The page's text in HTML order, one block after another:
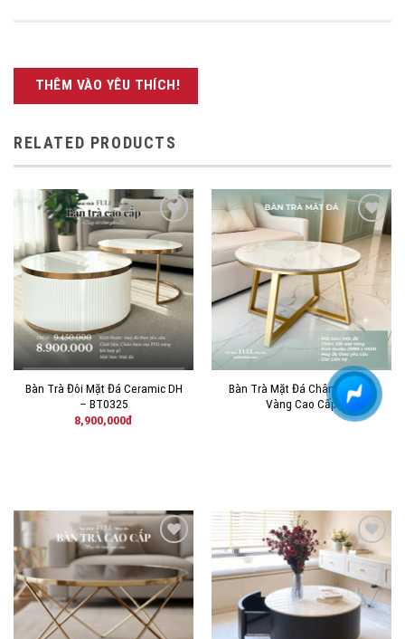
THÊM VÀO YÊU THÍCH!
RELATED PRODUCTS
THÊM
VÀO
YÊU
THÍCH!
Bàn Trà Đôi Mặt Đá Ceramic DH
– BT0325
8,900,000đ
THÊM
VÀO
YÊU
THÍCH!
Bàn Trà Mặt Đá Chân Sắt Sơn
Vàng Cao Cấp
THÊM
VÀO
YÊU
THÍCH!
THÊM
VÀO
YÊU
THÍCH!